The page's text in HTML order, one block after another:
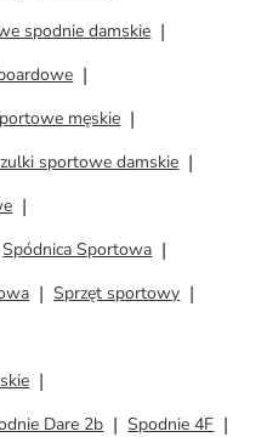
spodnie damskie
męskie
sportowe damskie
Spódnica Sportowa
Sprzęt sportowy
Dare 2b
Spodnie 4F